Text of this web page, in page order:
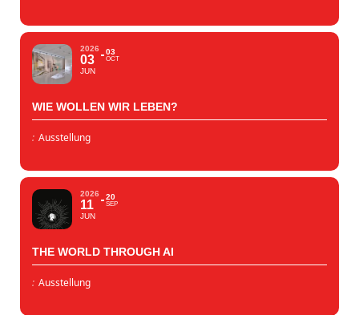
2026
03
JUN
03
OCT
WIE WOLLEN WIR LEBEN?
: Ausstellung
2026
11
JUN
20
SEP
THE WORLD THROUGH AI
: Ausstellung